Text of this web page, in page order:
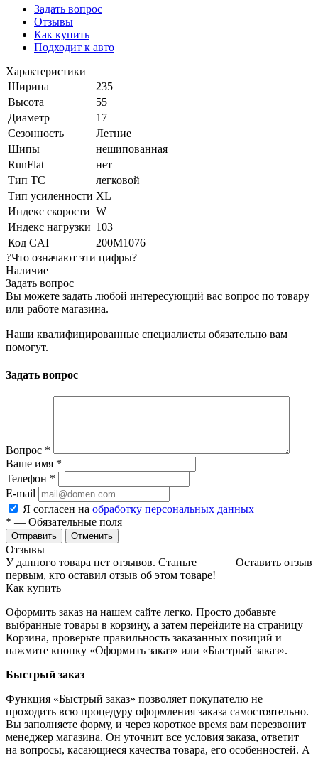
Задать вопрос
Отзывы
Как купить
Подходит к авто
Характеристики
Ширина
235
Высота
55
Диаметр
17
Сезонность
Летние
Шипы
нешипованная
RunFlat
нет
Тип ТС
легковой
Тип усиленности XL
Индекс скорости W
Индекс нагрузки 103
Код CAI
200M1076
?Что означают эти цифры?
Наличие
Задать вопрос
Вы можете задать любой интересующий вас вопрос по товару
или работе магазина.
Наши квалифицированные специалисты обязательно вам
помогут.
Задать вопрос
Вопрос *
Ваше имя *
Телефон *
E-mail
Я согласен на обработку персональных данных
* — Обязательные поля
Отменить
Отзывы
Оставить отзыв
У данного товара нет отзывов. Станьте
первым, кто оставил отзыв об этом товаре!
Как купить
Оформить заказ на нашем сайте легко. Просто добавьте
выбранные товары в корзину, а затем перейдите на страницу
Корзина, проверьте правильность заказанных позиций и
нажмите кнопку «Оформить заказ» или «Быстрый заказ».
Быстрый заказ
Функция «Быстрый заказ» позволяет покупателю не
проходить всю процедуру оформления заказа самостоятельно.
Вы заполняете форму, и через короткое время вам перезвонит
менеджер магазина. Он уточнит все условия заказа, ответит
на вопросы, касающиеся качества товара, его особенностей. А